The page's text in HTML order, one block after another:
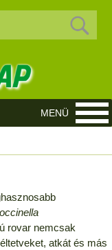
rovar nemcsak
atkát és más